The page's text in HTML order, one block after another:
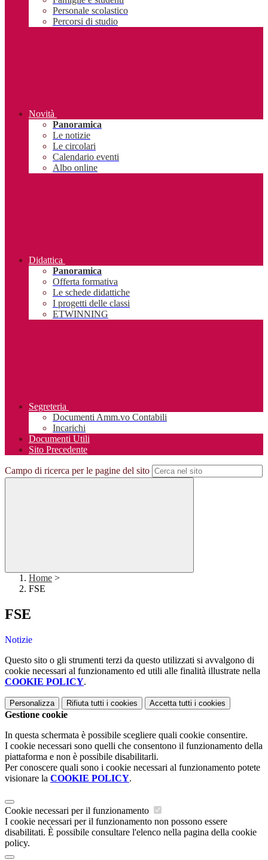
Personale scolastico
Percorsi di studio
Novità
Panoramica
Le notizie
Le circolari
Calendario eventi
Albo online
Didattica
Panoramica
Offerta formativa
Le schede didattiche
I progetti delle classi
ETWINNING
Segreteria
Documenti Amm.vo Contabili
Incarichi
Documenti Utili
Sito Precedente
Campo di ricerca per le pagine del sito
Home >
FSE
FSE
Notizie
Questo sito o gli strumenti terzi da questo utilizzati si avvalgono di
cookie necessari al funzionamento ed utili alle finalità illustrate nella
COOKIE POLICY.
Personalizza Rifiuta tutti i cookies Accetta tutti i cookies
Gestione cookie
In questa schermata è possibile scegliere quali cookie consentire.
I cookie necessari sono quelli che consentono il funzionamento della
piattaforma e non è possibile disabilitarli.
Per conoscere quali sono i cookie necessari al funzionamento potete
visionare la COOKIE POLICY.
Cookie necessari per il funzionamento
I cookie necessari per il funzionamento non possono essere
disabilitati. È possibile consultare l'elenco nella pagina della cookie
policy.